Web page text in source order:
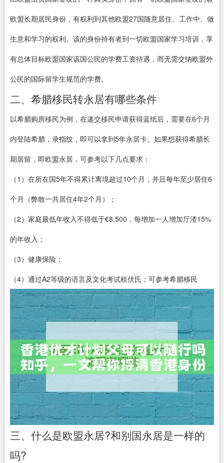
欧盟长期居民身份，有权利到其他欧盟27国随意居住、工作中、做
生意和学习的权利。该的身份持有者到一切欧盟国家学习培训，享
有总体目标欧盟国家该国公民的学费工资待遇，而无需交纳欧盟外
公民的国际留学生规范的学费。
二、希腊移民转永居有哪些条件
以希腊购房移民为例，在递交移民申请获得蓝纸后，需要在6个月
内登陆希腊，录指纹，即可以拿到5年永居卡。如果想获得希腊长
期居留，即欧盟永居，可参考以下几点要求：
（1）在所在国5年不得累计离境超过10个月，并且每年至少居住6
个月（弊散一共居住4年2个月）；
（2）家庭最低年收入不得低于€8,500，每增加一人增加厅渣15%
的年收入；
（3）健康保险；
（4）通过A2等级的语言及文化考试租伏氏；可参考希腊移民
三、什么是欧盟永居?和别国永居是一样的
吗?